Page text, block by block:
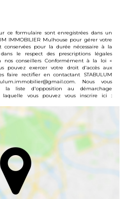
ce formulaire sont enregistrées dans un
IMMOBILIER Mulhouse pour gérer votre
conservées pour la durée nécessaire à la
le respect des prescriptions légales
nos conseillers Conformément à la loi «
pouvez exercer votre droit d'accès aux
faire rectifier en contactant STABULUM
Nous vous
la liste d'opposition au démarchage
vous pouvez vous inscrire ici :